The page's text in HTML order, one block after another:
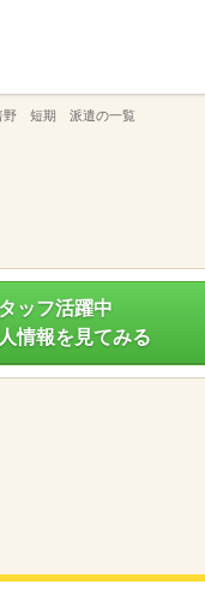
野 短期 派遣の一覧
ッフ活躍中
情報を見てみる